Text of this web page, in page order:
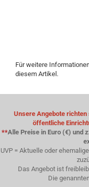
Für weitere
diesem Artikel.
Unsere Angebote
öffentliche
**Alle Preise in Euro (€) und
UVP = Aktuelle oder
Das Angebot ist
Die